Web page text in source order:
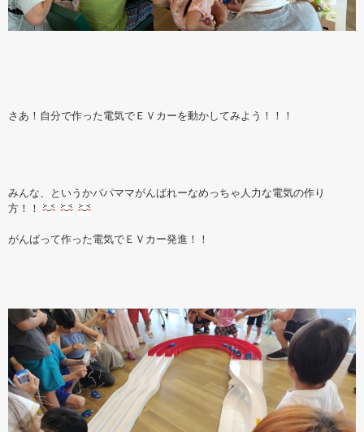
さあ！自分で作った電気でＥＶカーを動かしてみよう！！！
みんな、というかパパママがんばれーなめっちゃ人力な電気の作り
方！！
がんばって作った電気でＥＶカー発進！！